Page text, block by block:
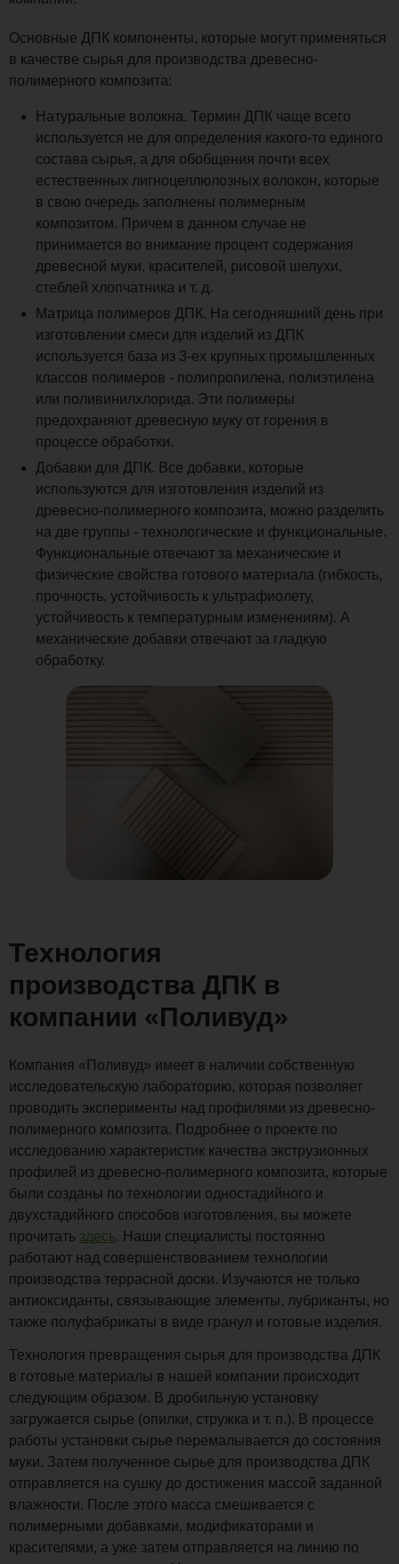
Основные ДПК компоненты, которые могут применяться
в качестве сырья для производства древесно-
полимерного композита:
Натуральные волокна. Термин ДПК чаще всего
используется не для определения какого-то единого
состава сырья, а для обобщения почти всех
естественных лигноцеллюлозных волокон, которые
в свою очередь заполнены полимерным
композитом. Причем в данном случае не
принимается во внимание процент содержания
древесной муки, красителей, рисовой шелухи,
стеблей хлопчатника и т. д.
Матрица полимеров ДПК. На сегодняшний день при
изготовлении смеси для изделий из ДПК
используется база из 3-ех крупных промышленных
классов полимеров - полипропилена, полиэтилена
или поливинилхлорида. Эти полимеры
предохраняют древесную муку от горения в
процессе обработки.
Добавки для ДПК. Все добавки, которые
используются для изготовления изделий из
древесно-полимерного композита, можно разделить
на две группы - технологические и функциональные.
Функциональные отвечают за механические и
физические свойства готового материала (гибкость,
прочность, устойчивость к ультрафиолету,
устойчивость к температурным изменениям). А
механические добавки отвечают за гладкую
обработку.
Технология
производства ДПК в
компании «Поливуд»
Компания «Поливуд» имеет в наличии собственную
исследовательскую лабораторию, которая позволяет
проводить эксперименты над профилями из древесно-
полимерного композита. Подробнее о проекте по
исследованию характеристик качества экструзионных
профилей из древесно-полимерного композита, которые
были созданы по технологии одностадийного и
двухстадийного способов изготовления, вы можете
прочитать здесь. Наши специалисты постоянно
работают над совершенствованием технологии
производства террасной доски. Изучаются не только
антиоксиданты, связывающие элементы, лубриканты, но
также полуфабрикаты в виде гранул и готовые изделия.
Технология превращения сырья для производства ДПК
в готовые материалы в нашей компании происходит
следующим образом. В дробильную установку
загружается сырье (опилки, стружка и т. п.). В процессе
работы установки сырье перемалывается до состояния
муки. Затем полученное сырье для производства ДПК
отправляется на сушку до достижения массой заданной
влажности. После этого масса смешивается с
полимерными добавками, модификаторами и
красителями, а уже затем отправляется на линию по